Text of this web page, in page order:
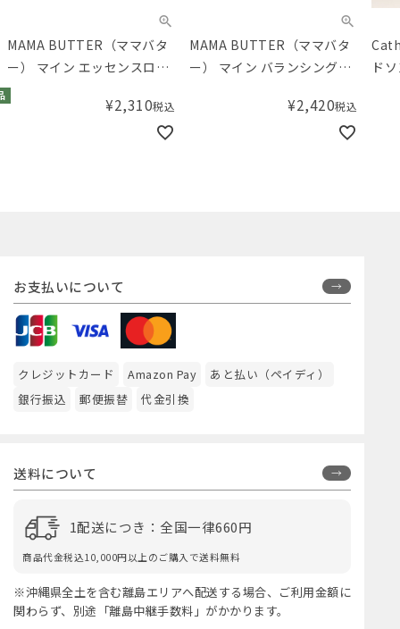
MAMA BUTTER（ママバタ
ー） マイン エッセンスロー
ション
¥2,310税込
MAMA BUTTER（ママバタ
ー） マイン バランシングセ
¥2,420税込
ド
お支払いについて
クレジットカード Amazon Pay
あと払い（ペイディ）
銀行振込
郵便振替 代金引換
送料について
1配送につき：全国一律660円
商品代金税込10,000円以上のご購入で送料無料
※沖縄県全土を含む離島エリアへ配送する場合、ご利用金額に
関わらず、別途「離島中継手数料」がかかります。